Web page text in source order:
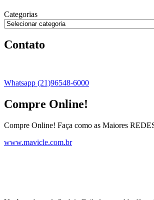
Categorias
Contato
Whatsapp (21)96548-6000
Compre Online!
Compre Online! Faça como as Maiores
www.mavicle.com.br